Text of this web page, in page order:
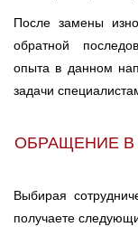
После замены
обратной
опыта в данном
задачи
ОБРАЩЕНИЕ
Выбирая
получаете